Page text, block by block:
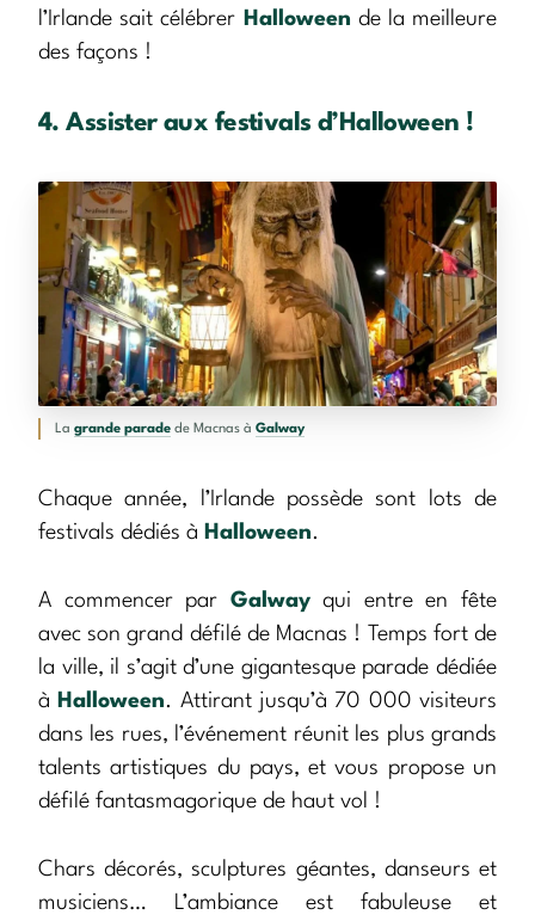
l’Irlande sait célébrer Halloween de la meilleure
des façons !
4. Assister aux festivals d’Halloween !
La grande parade de Macnas à Galway
Chaque année, l’Irlande possède sont lots de
festivals dédiés à Halloween.
A commencer par Galwayqui entre en fête
avec son grand défilé de Macnas ! Temps fort de
la ville, il s’agit d’une gigantesque parade dédiée
à Halloween. Attirant jusqu’à 70 000 visiteurs
dans les rues, l’événement réunit les plus grands
talents artistiques du pays, et vous propose un
défilé fantasmagorique de haut vol !
Chars décorés, sculptures géantes, danseurs et
musiciens… L’ambiance est fabuleuse et